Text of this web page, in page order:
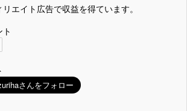
エイト広告で収益を得ています。